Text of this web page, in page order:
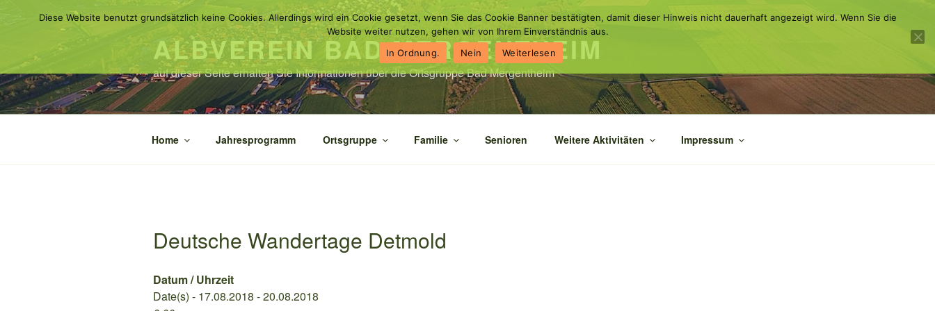
ALBVEREIN BAD MERGENTHEIM
auf dieser Seite erhalten Sie Informationen über die Ortsgruppe Bad Mergentheim
Home Jahresprogramm Ortsgruppe Familie Senioren Weitere Aktivitäten Impressum
Deutsche Wandertage Detmold
Datum / Uhrzeit
Date(s) - 17.08.2018 - 20.08.2018
Diese Website benutzt grundsätzlich keine Cookies. Allerdings wird ein Cookie gesetzt, wenn Sie das Cookie Banner bestätigten, damit dieser Hinweis nicht dauerhaft angezeigt wird. Wenn Sie die
Website weiter nutzen, gehen wir von Ihrem Einverständnis aus.
In Ordnung.
Nein Weiterlesen